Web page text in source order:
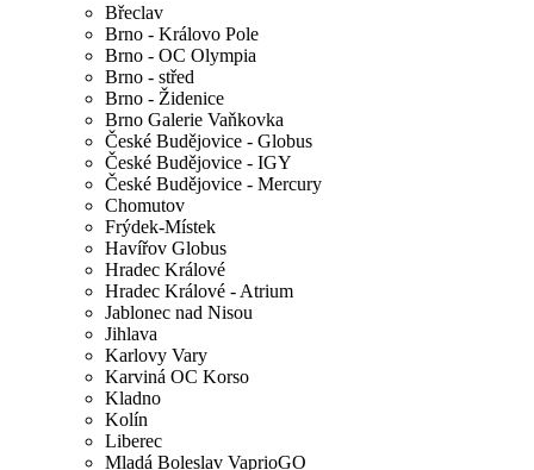
Břeclav
Brno - Královo Pole
Brno - OC Olympia
Brno - střed
Brno - Židenice
Brno Galerie Vaňkovka
České Budějovice - Globus
České Budějovice - IGY
České Budějovice - Mercury
Chomutov
Frýdek-Místek
Havířov Globus
Hradec Králové
Hradec Králové - Atrium
Jablonec nad Nisou
Jihlava
Karlovy Vary
Karviná OC Korso
Kladno
Kolín
Liberec
Mladá Boleslav VaprioGO